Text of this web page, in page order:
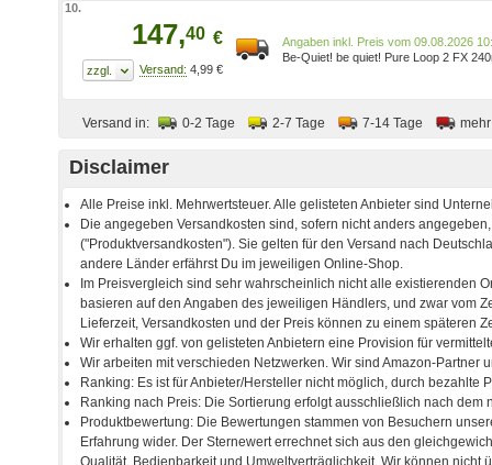
10.
147,40 €
4,99 €
Preis vom 09.08.2026
Be-Quiet! be quiet! Pure Loop 2 FX
Versand in: 0-2 Tage 2-7 Tage 7-14 Tage
Disclaimer